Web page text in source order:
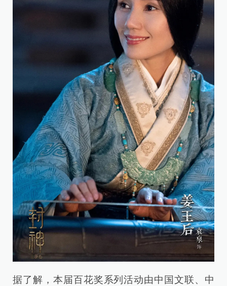
据了解，本届百花奖系列活动由中国文联、中